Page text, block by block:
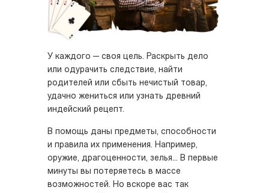
У каждого — своя цель. Раскрыть дело
или одурачить следствие, найти
родителей или сбыть нечистый товар,
удачно жениться или узнать древний
индейский рецепт.
В помощь даны предметы, способности
и правила их применения. Например,
оружие, драгоценности, зелья... В первые
минуты вы потеряетесь в массе
возможностей. Но вскоре вас так